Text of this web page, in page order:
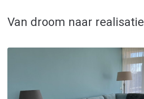
Van droom naar realisatie